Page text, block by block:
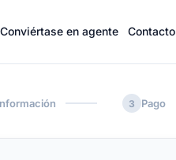
Conviértase en agente Contacto
3 Pago